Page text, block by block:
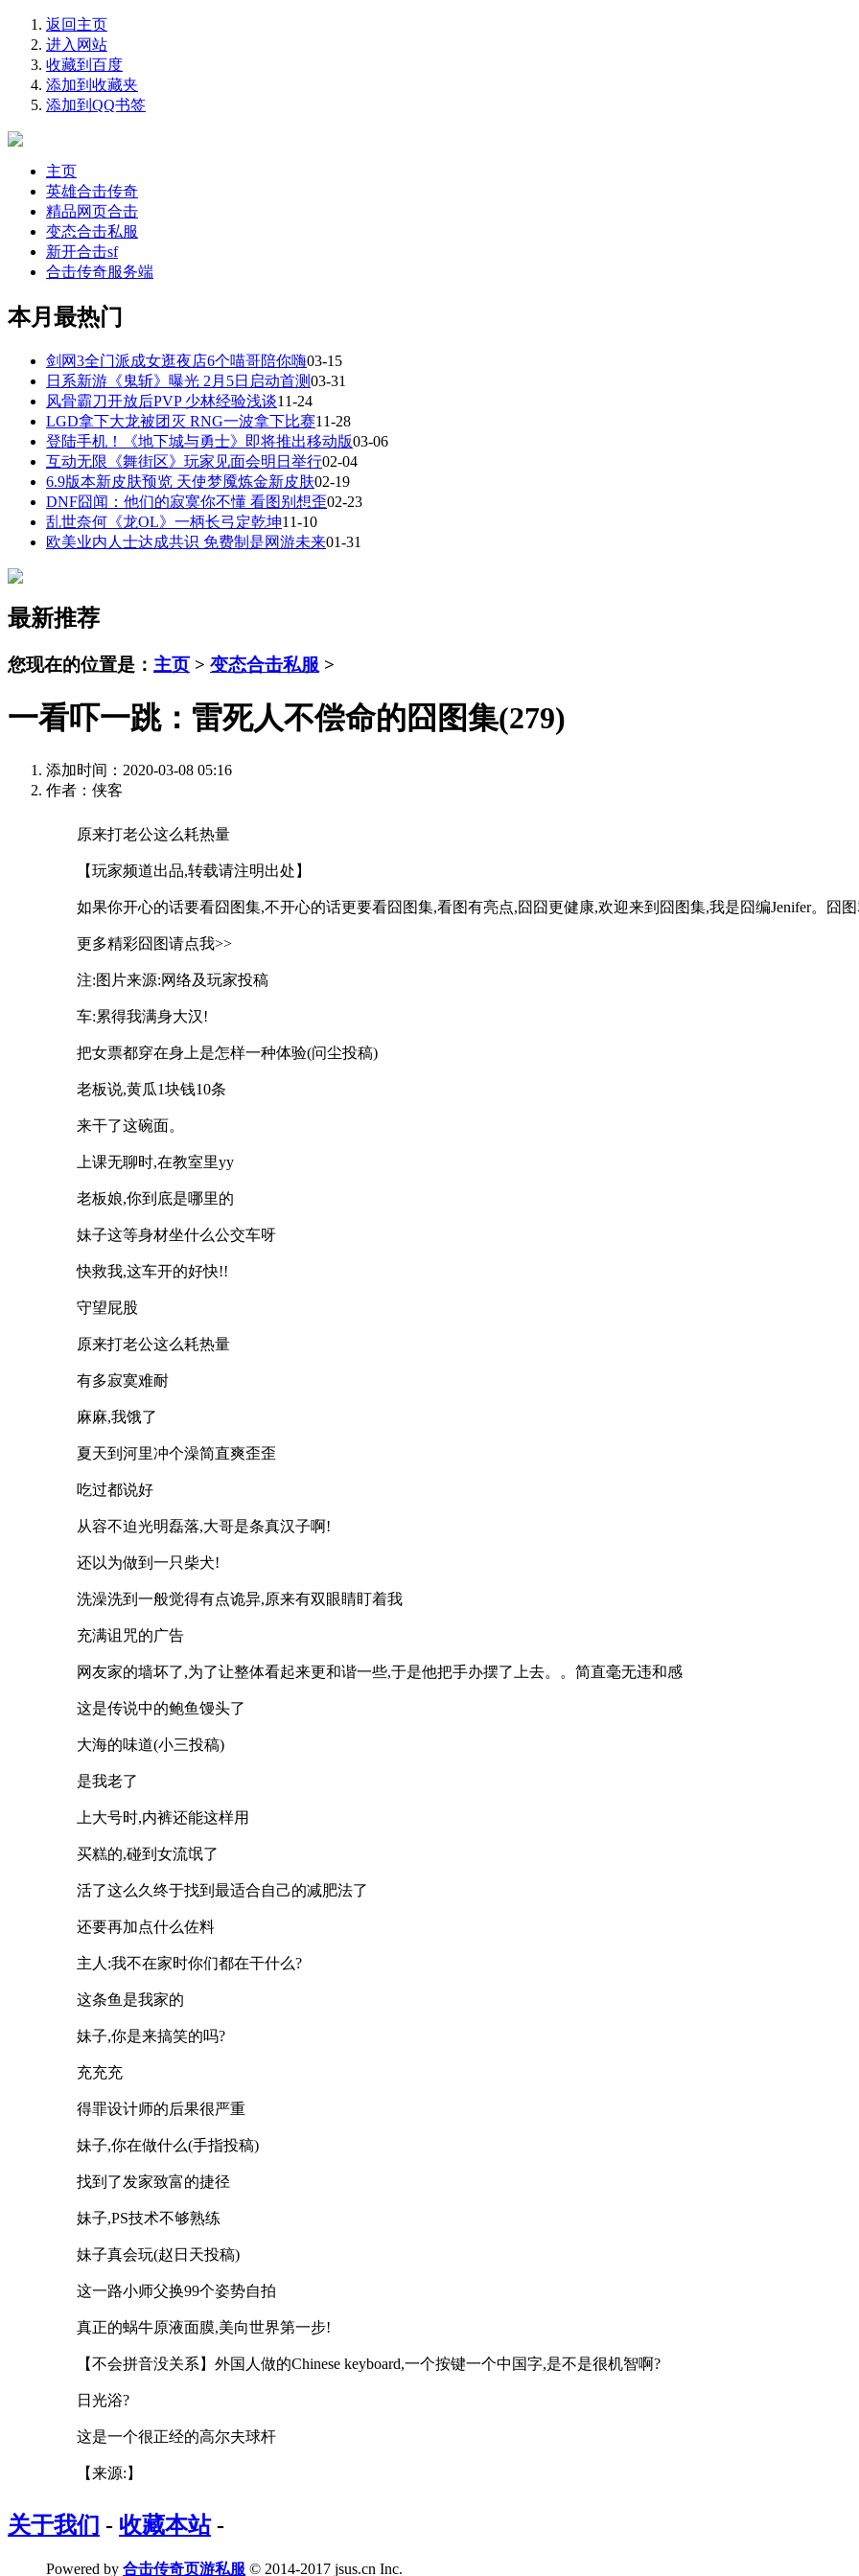
返回主页
进入网站
收藏到百度
添加到收藏夹
添加到QQ书签
主页
英雄合击传奇
精品网页合击
变态合击私服
新开合击sf
合击传奇服务端
本月最热门
剑网3全门派成女逛夜店6个喵哥陪你嗨03-15
日系新游《鬼斩》曝光 2月5日启动首测03-31
风骨霸刀开放后PVP 少林经验浅谈11-24
LGD拿下大龙被团灭 RNG一波拿下比赛11-28
登陆手机！《地下城与勇士》即将推出移动版03-06
互动无限《舞街区》玩家见面会明日举行02-04
6.9版本新皮肤预览 天使梦魇炼金新皮肤02-19
DNF囧闻：他们的寂寞你不懂 看图别想歪02-23
乱世奈何《龙OL》一柄长弓定乾坤11-10
欧美业内人士达成共识 免费制是网游未来01-31
最新推荐
您现在的位置是： 主页 > 变态合击私服 >
一看吓一跳：雷死人不偿命的囧图集(279)
添加时间：2020-03-08 05:16
作者：侠客
原来打老公这么耗热量
【玩家频道出品,转载请注明出处】
如果你开心的话要看囧图集,不开心的话更要看囧图集,看图有亮点,囧囧更健康,欢迎来到囧图集,我是囧编Jenifer。囧
更多精彩囧图请点我>>
注:图片来源:网络及玩家投稿
车:累得我满身大汉!
把女票都穿在身上是怎样一种体验(问尘投稿)
老板说,黄瓜1块钱10条
来干了这碗面。
上课无聊时,在教室里yy
老板娘,你到底是哪里的
妹子这等身材坐什么公交车呀
快救我,这车开的好快!!
守望屁股
原来打老公这么耗热量
有多寂寞难耐
麻麻,我饿了
夏天到河里冲个澡简直爽歪歪
吃过都说好
从容不迫光明磊落,大哥是条真汉子啊!
还以为做到一只柴犬!
洗澡洗到一般觉得有点诡异,原来有双眼睛盯着我
充满诅咒的广告
网友家的墙坏了,为了让整体看起来更和谐一些,于是他把手办摆了上去。。简直毫无违和感
这是传说中的鲍鱼馒头了
大海的味道(小三投稿)
是我老了
上大号时,内裤还能这样用
买糕的,碰到女流氓了
活了这么久终于找到最适合自己的减肥法了
还要再加点什么佐料
主人:我不在家时你们都在干什么?
这条鱼是我家的
妹子,你是来搞笑的吗?
充充充
得罪设计师的后果很严重
妹子,你在做什么(手指投稿)
找到了发家致富的捷径
妹子,PS技术不够熟练
妹子真会玩(赵日天投稿)
这一路小师父换99个姿势自拍
真正的蜗牛原液面膜,美向世界第一步!
【不会拼音没关系】外国人做的Chinese keyboard,一个按键一个中国字,是不是很机智啊?
日光浴?
这是一个很正经的高尔夫球杆
【来源:】
关于我们 - 收藏本站-
Powered by 合击传奇页游私服 © 2014-2017 jsus.cn Inc.